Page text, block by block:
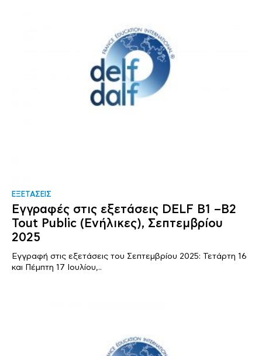
ΕΞΕΤΑΣΕΙΣ
Εγγραφές στις εξετάσεις DELF B1 –B2
Tout Public (Ενήλικες), Σεπτεμβρίου
2025
Εγγραφή στις εξετάσεις του Σεπτεμβρίου 2025: Τετάρτη 16
και Πέμπτη 17 Ιουλίου,..